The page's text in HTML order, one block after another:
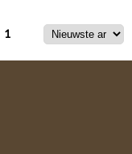
1